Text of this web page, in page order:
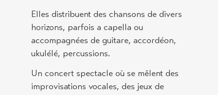
Elles distribuent des chansons de divers
horizons, parfois a capella ou
accompagnées de guitare, accordéon,
ukulélé, percussions.
Un concert spectacle où se mêlent des
improvisations vocales, des jeux de